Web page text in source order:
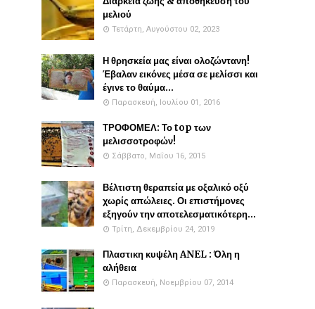
μελιού
Τετάρτη, Αυγούστου 02, 2023
Η θρησκεία μας είναι ολοζώντανη!
Έβαλαν εικόνες μέσα σε μελίσσι και
έγινε το θαύμα...
Παρασκευή, Ιουλίου 01, 2016
ΤΡΟΦΟΜΕΛ: Το top των
μελισσοτροφών!
Σάββατο, Μαΐου 16, 2015
Βέλτιστη θεραπεία με οξαλικό οξύ
χωρίς απώλειες. Οι επιστήμονες
εξηγούν την αποτελεσματικότερη...
Τρίτη, Δεκεμβρίου 24, 2019
Πλαστικη κυψέλη ANEL : Όλη η
αλήθεια
Παρασκευή, Νοεμβρίου 07, 2014